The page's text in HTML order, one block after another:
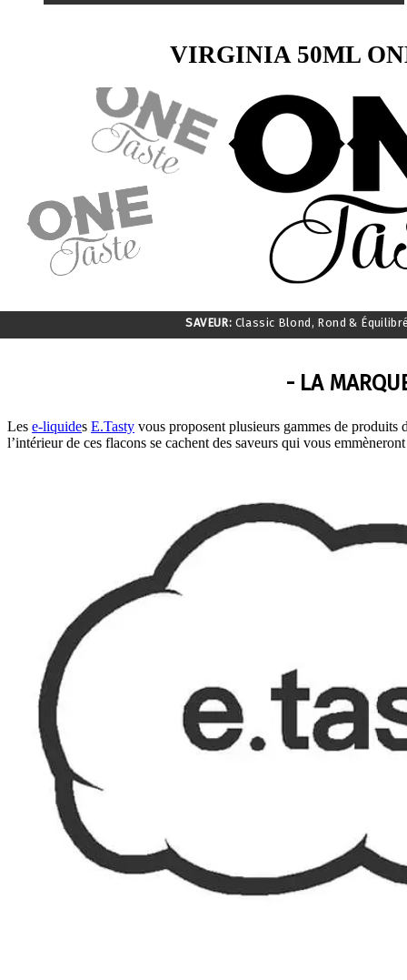
VIRGINIA 50ML
SAVEUR: Classic Blond, Rond &
- LA
Les e-liquides E.Tasty vous proposent plusieurs gammes de
l’intérieur de ces flacons se cachent des saveurs qui vous